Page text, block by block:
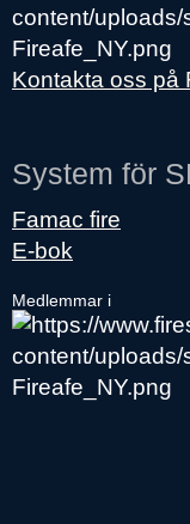
Kontakta oss på
System för
Famac fire
E-bok
Medlemmar i